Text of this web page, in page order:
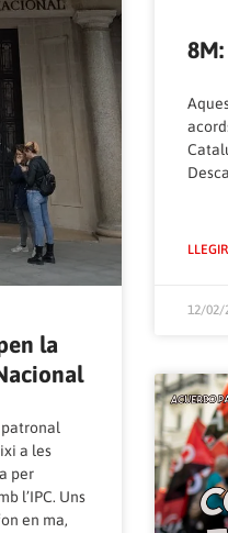
la
patronal
a les
per
l’IPC. Uns
en ma,
12/02/